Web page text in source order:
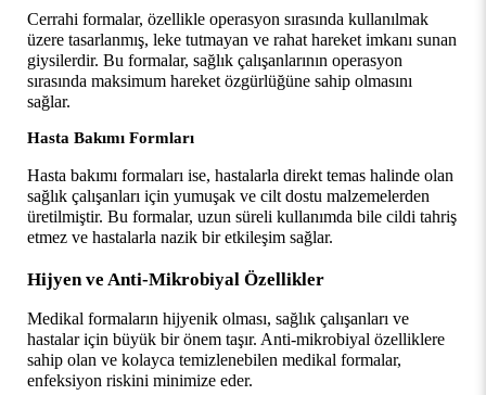
Cerrahi formalar, özellikle operasyon sırasında kullanılmak
üzere tasarlanmış, leke tutmayan ve rahat hareket imkanı sunan
giysilerdir. Bu formalar, sağlık çalışanlarının operasyon
sırasında maksimum hareket özgürlüğüne sahip olmasını
sağlar.
Hasta Bakımı Formları
Hasta bakımı formaları ise, hastalarla direkt temas halinde olan
sağlık çalışanları için yumuşak ve cilt dostu malzemelerden
üretilmiştir. Bu formalar, uzun süreli kullanımda bile cildi tahriş
etmez ve hastalarla nazik bir etkileşim sağlar.
Hijyen ve Anti-Mikrobiyal Özellikler
Medikal formaların hijyenik olması, sağlık çalışanları ve
hastalar için büyük bir önem taşır. Anti-mikrobiyal özelliklere
sahip olan ve kolayca temizlenebilen medikal formalar,
enfeksiyon riskini minimize eder.